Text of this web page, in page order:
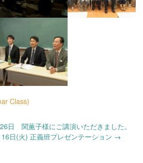
Class)
日 関薫子様にご講演いただきました。
16日(火) 正義班プレゼンテーション →